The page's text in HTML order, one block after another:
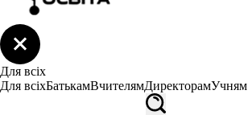
Для всіх
Для всіхБатькамВчителямДиректорамУчням